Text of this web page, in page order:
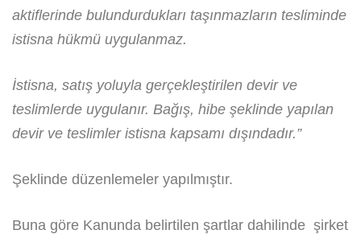
aktiflerinde bulundurdukları taşınmazların tesliminde
istisna hükmü uygulanmaz.
İstisna, satış yoluyla gerçekleştirilen devir ve
teslimlerde uygulanır. Bağış, hibe şeklinde yapılan
devir ve teslimler istisna kapsamı dışındadır.”
Şeklinde düzenlemeler yapılmıştır.
Buna göre Kanunda belirtilen şartlar dahilinde şirket